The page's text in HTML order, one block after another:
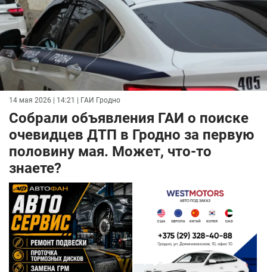
14 мая 2026 | 14:21 | ГАИ Гродно
Собрали объявления ГАИ о поиске
очевидцев ДТП в Гродно за первую
половину мая. Может, что-то
знаете?